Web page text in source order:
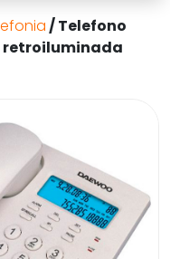
/ Telefono
retroiluminada